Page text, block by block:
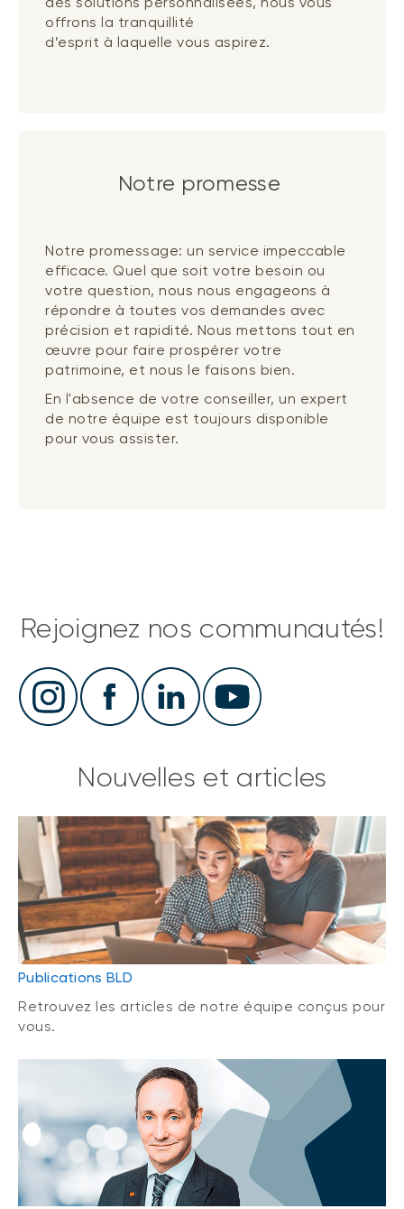
offrons la tranquillité
d’esprit à laquelle vous aspirez.
Notre promesse
Notre promessage: un service impeccable
efficace. Quel que soit votre besoin ou
votre question, nous nous engageons à
répondre à toutes vos demandes avec
précision et rapidité. Nous mettons tout en
œuvre pour faire prospérer votre
patrimoine, et nous le faisons bien.
En l'absence de votre conseiller, un expert
de notre équipe est toujours disponible
pour vous assister.
Rejoignez nos communautés!
Nouvelles et articles
Publications BLD
Retrouvez les articles de notre équipe conçus pour
vous.